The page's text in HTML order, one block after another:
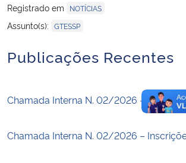
Registrado em
NOTÍCIAS
Assunto(s): GTESSP
Publicações Recentes
Chamada Interna N. 02/2026 –
Chamada Interna N. 02/2026 –